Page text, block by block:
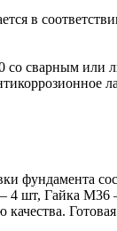
в
сварным или
Гайка М36